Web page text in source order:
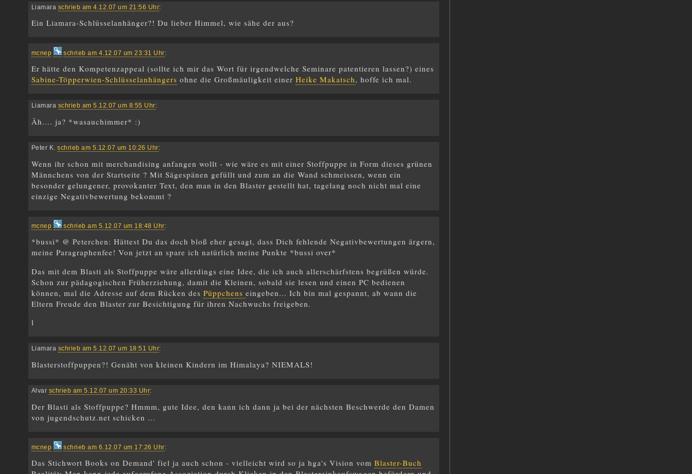
Liamara schrieb am 4.12.07 um 21:56 Uhr:
Ein Liamara-Schlüsselanhänger?! Du lieber Himmel, wie sähe der aus?
mcnep schrieb am 4.12.07 um 23:31 Uhr:
Er hätte den Kompetenzappeal (sollte ich mir das Wort für irgendwelche Seminare patentieren lassen?) eines
Sabine-Töpperwien-Schlüsselanhängers ohne die Großmäuligkeit einer Heike Makatsch, hoffe ich mal.
Liamara schrieb am 5.12.07 um 8:55 Uhr:
Äh.... ja? *wasauchimmer* :)
Peter K.schrieb am 5.12.07 um 10:26 Uhr:
Wenn ihr schon mit merchandising anfangen wollt - wie wäre es mit einer Stoffpuppe in Form dieses grünen
Männchens von der Startseite ? Mit Sägespänen gefüllt und zum an die Wand schmeissen, wenn ein
besonder gelungener, provokanter Text, den man in den Blaster gestellt hat, tagelang noch nicht mal eine
einzige Negativbewertung bekommt ?
mcnep schrieb am 5.12.07 um 18:48 Uhr:
*bussi* @ Peterchen: Hättest Du das doch bloß eher gesagt, dass Dich fehlende Negativbewertungen ärgern,
meine Paragraphenfee! Von jetzt an spare ich natürlich meine Punkte *bussi over*
Das mit dem Blasti als Stoffpuppe wäre allerdings eine Idee, die ich auch allerschärfstens begrüßen würde.
Schon zur pädagogischen Früherziehung, damit die Kleinen, sobald sie lesen und einen PC bedienen
können, mal die Adresse auf dem Rücken des Püppchens eingeben... Ich bin mal gespannt, ab wann die
Eltern Freude den Blaster zur Besichtigung für ihren Nachwuchs freigeben.
l
Liamara schrieb am 5.12.07 um 18:51 Uhr:
Blasterstoffpuppen?! Genäht von kleinen Kindern im Himalaya? NIEMALS!
Alvar schrieb am 5.12.07 um 20:33 Uhr:
Der Blasti als Stoffpuppe? Hmmm, gute Idee, den kann ich dann ja bei der nächsten Beschwerde den Damen
von jugendschutz.net schicken ...
mcnep schrieb am 6.12.07 um 17:26 Uhr:
Das Stichwort Books on Demand' fiel ja auch schon - vielleicht wird so ja hga's Vision vom Blaster-Buch